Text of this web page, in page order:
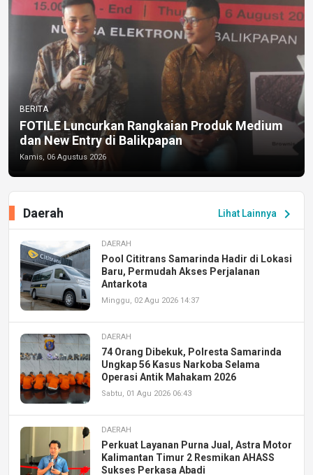
BERITA
FOTILE Luncurkan Rangkaian Produk Medium
dan New Entry di Balikpapan
Kamis, 06 Agustus 2026
Lihat Lainnya chevron_right
Daerah
DAERAH
Pool Cititrans Samarinda Hadir di Lokasi
Baru, Permudah Akses Perjalanan
Antarkota
Minggu, 02 Agu 2026 14:37
DAERAH
74 Orang Dibekuk, Polresta Samarinda
Ungkap 56 Kasus Narkoba Selama
Operasi Antik Mahakam 2026
Sabtu, 01 Agu 2026 06:43
DAERAH
Perkuat Layanan Purna Jual, Astra Motor
Kalimantan Timur 2 Resmikan AHASS
Sukses Perkasa Abadi